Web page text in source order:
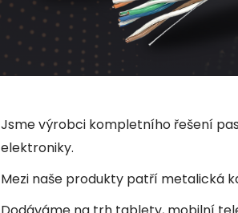
Jsme výrobci kompletního řešení
elektroniky.
Mezi naše produkty patří metalická